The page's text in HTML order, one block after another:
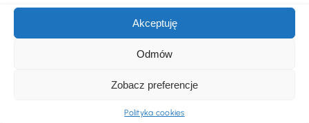
Akceptuję
Odmów
Zobacz preferencje
Polityka cookies
Inspiracje
Komentarz dnia